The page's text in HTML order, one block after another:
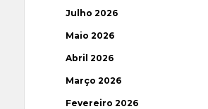
Julho 2026
Maio 2026
Abril 2026
Março 2026
Fevereiro 2026